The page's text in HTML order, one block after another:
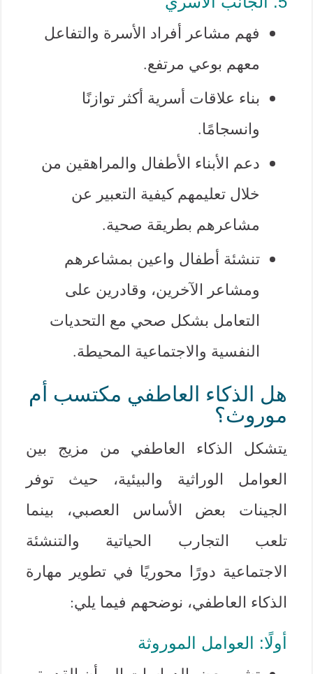
فهم مشاعر أفراد الأسرة والتفاعل
معهم بوعي مرتفع.
بناء علاقات أسرية أكثر توازنًا
وانسجامًا.
دعم الأبناء الأطفال والمراهقين من
خلال تعليمهم كيفية التعبير عن
مشاعرهم بطريقة صحية.
تنشئة أطفال واعين بمشاعرهم
ومشاعر الآخرين، وقادرين على
التعامل بشكل صحي مع التحديات
النفسية والاجتماعية المحيطة.
هل الذكاء العاطفي مكتسب أم
موروث؟
يتشكل الذكاء العاطفي من مزيج بين
العوامل الوراثية والبيئية، حيث توفر
الجينات بعض الأساس العصبي، بينما
تلعب التجارب الحياتية والتنشئة
الاجتماعية دورًا محوريًا في تطوير مهارة
الذكاء العاطفي، نوضحهم فيما يلي:
أولًا: العوامل الموروثة